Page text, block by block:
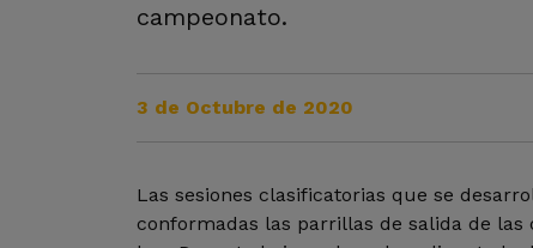
campeonato.
3 de Octubre de 2020
Las sesiones clasificatorias que se
conformadas las parrillas de salida de las